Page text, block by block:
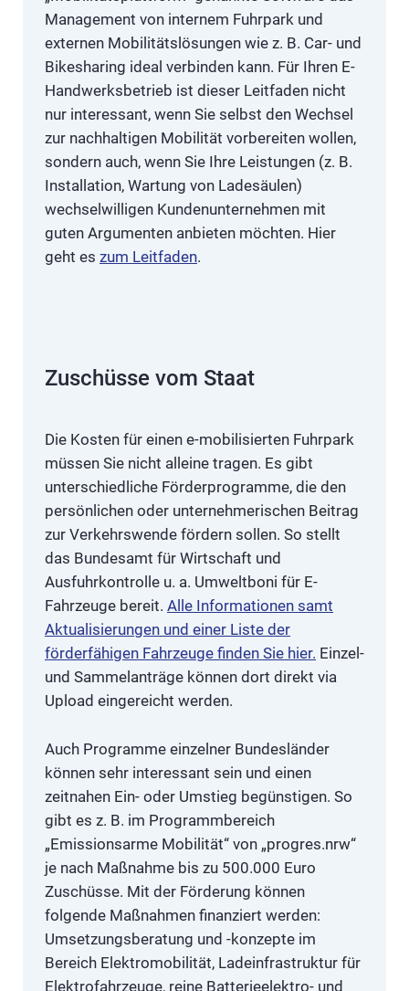
Management von internem Fuhrpark und
externen Mobilitätslösungen wie z. B. Car- und
Bikesharing ideal verbinden kann. Für Ihren E-
Handwerksbetrieb ist dieser Leitfaden nicht
nur interessant, wenn Sie selbst den Wechsel
zur nachhaltigen Mobilität vorbereiten wollen,
sondern auch, wenn Sie Ihre Leistungen (z. B.
Installation, Wartung von Ladesäulen)
wechselwilligen Kundenunternehmen mit
guten Argumenten anbieten möchten. Hier
geht es zum Leitfaden.
Zuschüsse vom Staat
Die Kosten für einen e-mobilisierten Fuhrpark
müssen Sie nicht alleine tragen. Es gibt
unterschiedliche Förderprogramme, die den
persönlichen oder unternehmerischen Beitrag
zur Verkehrswende fördern sollen. So stellt
das Bundesamt für Wirtschaft und
Ausfuhrkontrolle u. a. Umweltboni für E-
Fahrzeuge bereit. Alle Informationen samt
Aktualisierungen und einer Liste der
förderfähigen Fahrzeuge finden Sie hier. Einzel-
und Sammelanträge können dort direkt via
Upload eingereicht werden.
Auch Programme einzelner Bundesländer
können sehr interessant sein und einen
zeitnahen Ein- oder Umstieg begünstigen. So
gibt es z. B. im Programmbereich
„Emissionsarme Mobilität“ von „progres.nrw“
je nach Maßnahme bis zu 500.000 Euro
Zuschüsse. Mit der Förderung können
folgende Maßnahmen finanziert werden:
Umsetzungsberatung und -konzepte im
Bereich Elektromobilität, Ladeinfrastruktur für
Elektrofahrzeuge, reine Batterieelektro- und